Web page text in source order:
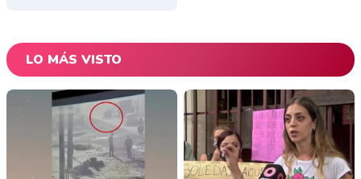
LO MÁS VISTO